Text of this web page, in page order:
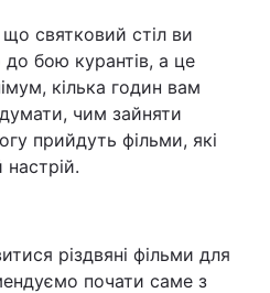
святковий стіл ви
до бою курантів, а це
кілька годин вам
чим зайняти
прийдуть фільми, які
різдвяні фільми для
почати саме з